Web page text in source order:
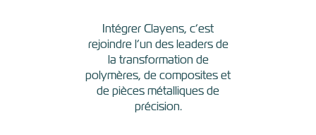
Intégrer Clayens, c’est
rejoindre l’un des leaders de
la transformation de
polymères, de composites et
de pièces métalliques de
précision.